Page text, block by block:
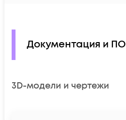
Документация и ПО
3D-модели и чертежи